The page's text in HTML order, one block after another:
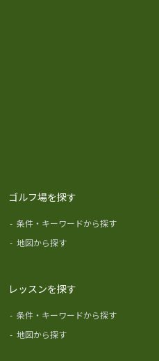
ゴルフ場を探す
- 条件・キーワードから探す
- 地図から探す
レッスンを探す
- 条件・キーワードから探す
- 地図から探す